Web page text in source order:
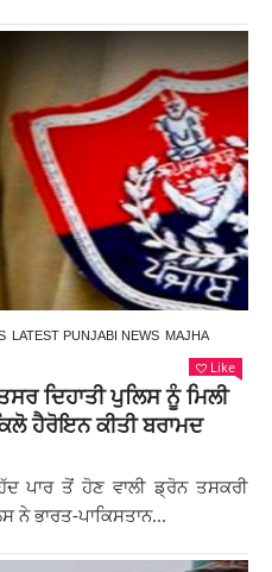
LATEST PUNJABI NEWS MAJHA
Like
ਦਿਹਾਤੀ ਪੁਲਿਸ ਨੂੰ ਮਿਲੀ
ਹੈਰੋਇਨ ਕੀਤੀ ਬਰਾਮਦ
ਪਾਰ ਤੋਂ ਹੋਣ ਵਾਲੀ ਡ੍ਰੋਨ ਤਸਕਰੀ
ਨੇ ਭਾਰਤ-ਪਾਕਿਸਤਾਨ...